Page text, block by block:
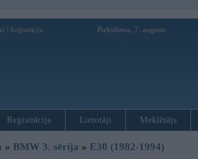
Reģistrācija Piektdiena, 7. augusts
Reģistrācija Lietotāji Meklētājs
» BMW 3. sērija » E30 (1982-1994)